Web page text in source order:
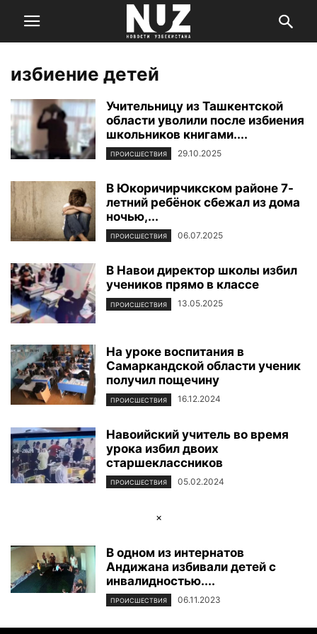
избиение детей
Учительницу из Ташкентской
области уволили после избиения
школьников книгами....
ПРОИСШЕСТВИЯ 29.10.2025
В Юкоричирчикском районе 7-
летний ребёнок сбежал из дома
ночью,...
ПРОИСШЕСТВИЯ 06.07.2025
В Навои директор школы избил
учеников прямо в классе
ПРОИСШЕСТВИЯ 13.05.2025
На уроке воспитания в
Самаркандской области ученик
получил пощечину
ПРОИСШЕСТВИЯ 16.12.2024
Навоийский учитель во время
урока избил двоих
старшеклассников
ПРОИСШЕСТВИЯ 05.02.2024
×
В одном из интернатов
Андижана избивали детей с
инвалидностью....
ПРОИСШЕСТВИЯ 06.11.2023